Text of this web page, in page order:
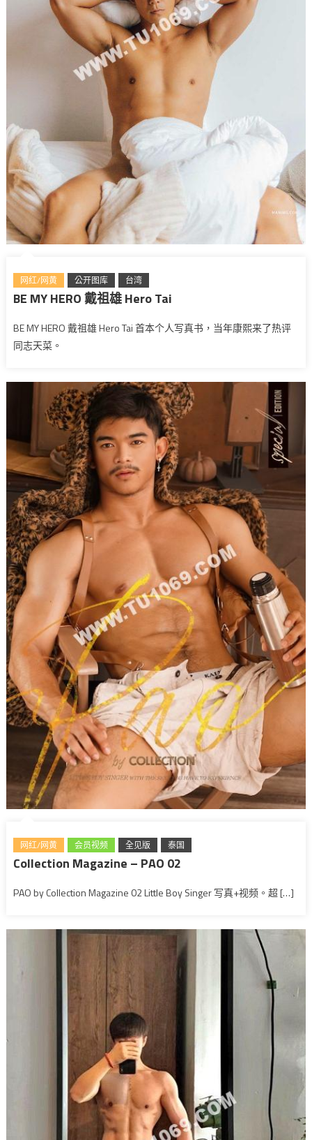
网红/网黄 公开图库 台湾
BE MY HERO 戴祖雄 Hero Tai
BE MY HERO 戴祖雄 Hero Tai 首本个人写真书，当年康熙来了热评
同志天菜。
网红/网黄 会员视频 全见版 泰国
Collection Magazine – PAO 02
PAO by Collection Magazine 02 Little Boy Singer 写真+视频。超 […]